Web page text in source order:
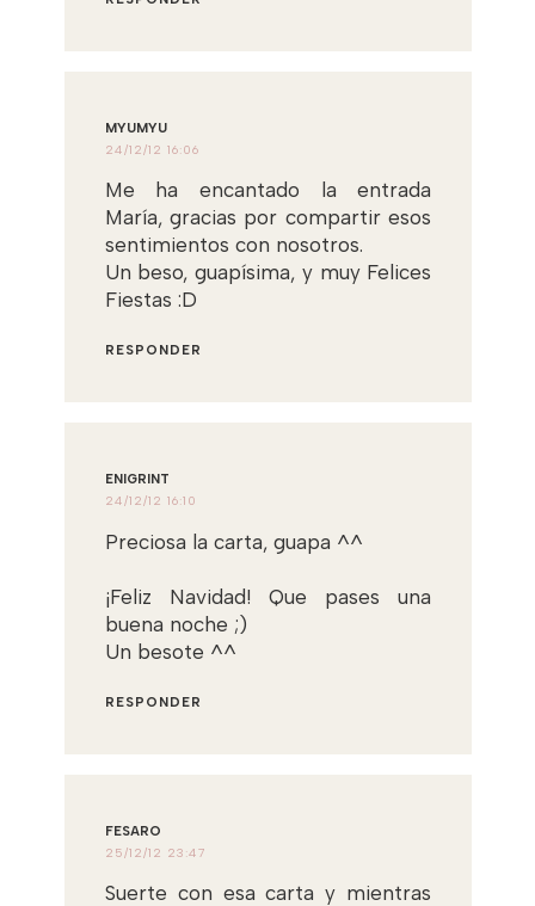
MYUMYU
24/12/12 16:06
Me ha encantado la entrada
María, gracias por compartir esos
sentimientos con nosotros.
Un beso, guapísima, y muy Felices
Fiestas :D
RESPONDER
ENIGRINT
24/12/12 16:10
Preciosa la carta, guapa ^^
¡Feliz Navidad! Que pases una
buena noche ;)
Un besote ^^
RESPONDER
FESARO
25/12/12 23:47
Suerte con esa carta y mientras